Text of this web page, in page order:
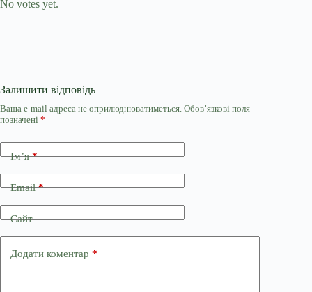
No votes yet.
Залишити відповідь
Ваша e-mail адреса не оприлюднюватиметься. Обов’язкові поля
позначені *
Ім’я*
Email*
Сайт
Додати коментар *